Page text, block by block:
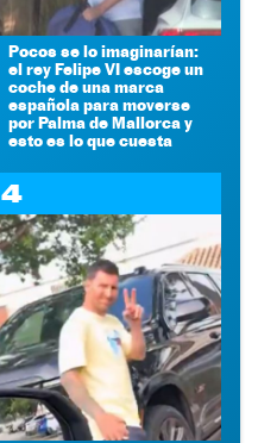
Pocos se lo imaginarían:
el rey Felipe VI escoge un
coche de una marca
española para moverse
por Palma de Mallorca y
esto es lo que cuesta
4